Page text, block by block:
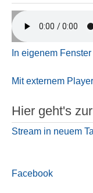
In eigenem
Mit externem
Hier geht's
Stream in neuem
Facebook